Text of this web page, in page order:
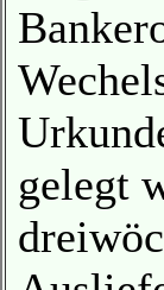
gelegt